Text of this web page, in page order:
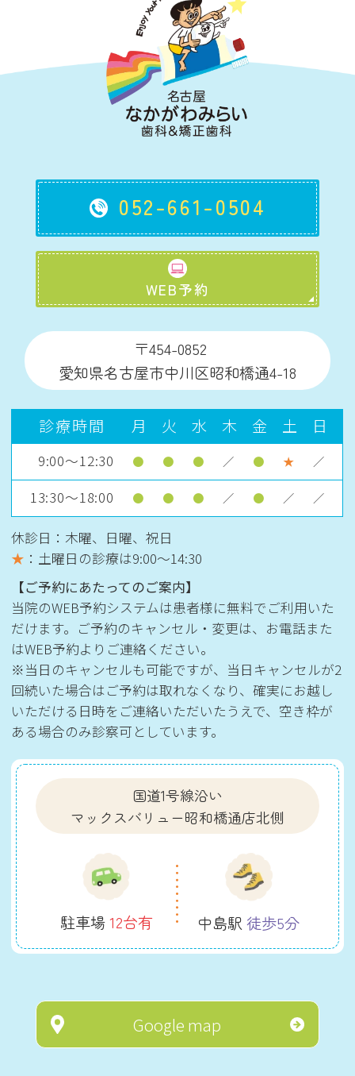
052-661-0504
WEB予約
〒454-0852
愛知県名古屋市中川区昭和橋通4-18
診療時間 月 火 水 木 金 土 日
9:00～12:30 ● ● ● ／ ● ★ ／
13:30～18:00 ● ● ● ／ ● ／ ／
休診日：木曜、日曜、祝日
★ ：土曜日の診療は9:00〜14:30
【ご予約にあたってのご案内】
当院のWEB予約システムは患者様に無料でご利用いた
だけます。ご予約のキャンセル・変更は、お電話また
はWEB予約よりご連絡ください。
※当日のキャンセルも可能ですが、当日キャンセルが2
回続いた場合はご予約は取れなくなり、確実にお越し
いただける日時をご連絡いただいたうえで、空き枠が
ある場合のみ診察可としています。
国道1号線沿い
マックスバリュー昭和橋通店北側
駐車場12台有 中島駅徒歩5分
Google map